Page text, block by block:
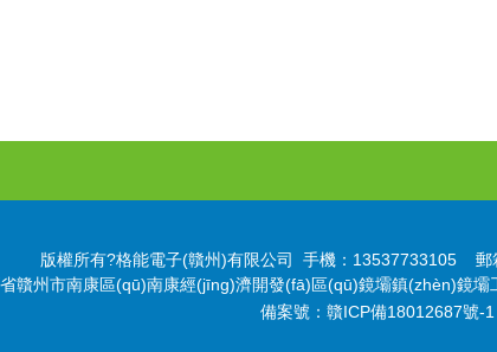
版權所有?格能電子(贛州)有限公司 手機：13537733105 郵
贛州市南康區(qū)南康經(jīng)濟開發(fā)區(qū)鏡壩鎮(zhèn)鏡
備案號： 贛ICP備18012687號-1